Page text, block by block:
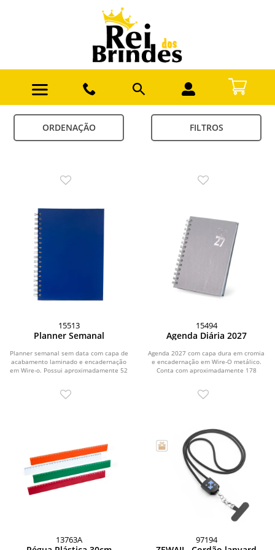
ORDENAÇÃO FILTROS
15513
Planner Semanal
Planner semanal sem data com capa de
acabamento laminado e encadernação
em Wire-o. Possui aproximadamente 52
15494
Agenda Diária 2027
Agenda 2027 com capa dura em cromia
e encadernação em Wire-O metálico.
Conta com aproximadamente 178
13763A 97194